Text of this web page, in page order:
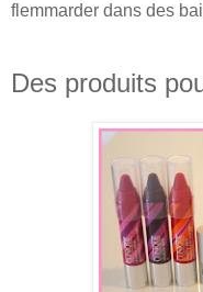
flemmarder dans des
Des produits